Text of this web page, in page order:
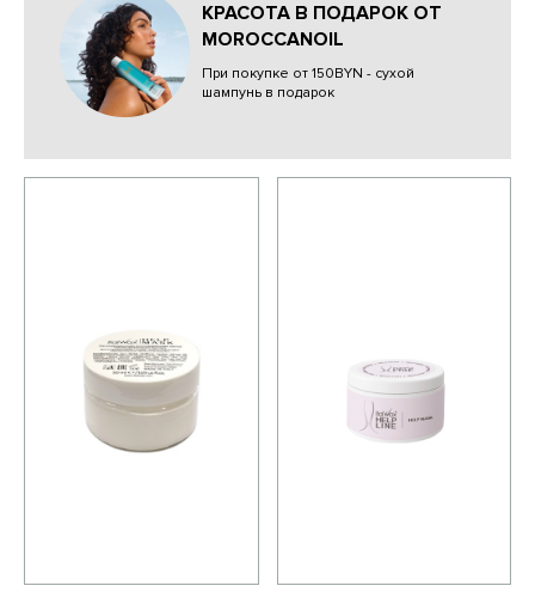
КРАСОТА В ПОДАРОК ОТ
MOROCCANOIL
При покупке от 150BYN - сухой
шампунь в подарок